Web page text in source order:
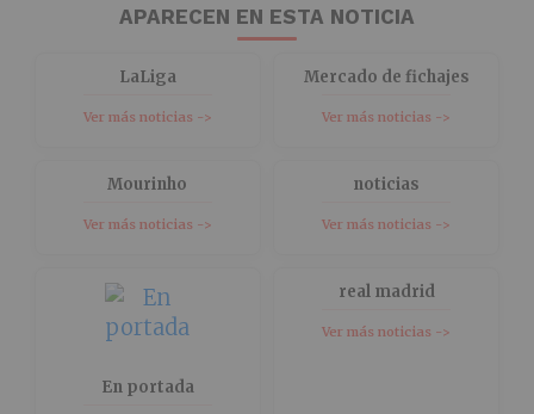
APARECEN EN ESTA NOTICIA
LaLiga
Ver más noticias ->
Mercado de fichajes
Ver más noticias ->
Mourinho
Ver más noticias ->
noticias
Ver más noticias ->
En portada
real madrid
Ver más noticias ->